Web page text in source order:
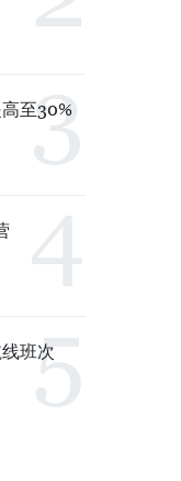
至30%
班次